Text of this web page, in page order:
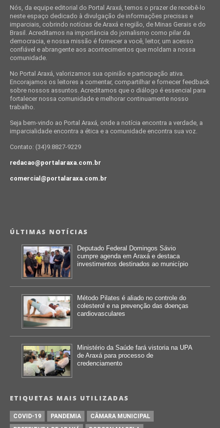
Nós, da equipe editorial do Portal Araxá, temos o prazer de recebê-lo
neste espaço dedicado à divulgação de informações precisas e
imparciais, cobrindo notícias de Araxá e região, de Minas Gerais e do
Brasil. Acreditamos na importância do jornalismo como pilar da
democracia, e nossa missão é fornecer a você, leitor, um acesso
confiável e abrangente aos acontecimentos que moldam a nossa
comunidade.
No Portal Araxá, valorizamos sua opinião e participação ativa.
Encorajamos os leitores a comentar, compartilhar e fornecer feedback
sobre nossos assuntos. Acreditamos que o diálogo é essencial para
fortalecer nossa comunidade e melhorar continuamente nosso
trabalho.
Seja bem-vindo ao Portal Araxá, onde a notícia encontra a verdade, a
imparcialidade encontra a ética e a comunidade encontra sua voz.
Contato: (34)9.8827-9229
redacao@portalaraxa.com.br
comercial@portalaraxa.com.br
ÚLTIMAS NOTÍCIAS
Deputado Federal Domingos Sávio
cumpre agenda em Araxá e destaca
investimentos destinados ao município
Método Pilates é aliado no controle do
colesterol e na prevenção das doenças
cardiovasculares
Ministério da Saúde fará vistoria na UPA
de Araxá para processo de
credenciamento
ETIQUETAS MAIS UTILIZADAS
COVID-19 PANDEMIA
CÂMARA MUNICIPAL